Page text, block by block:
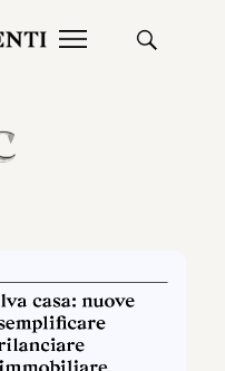
27 LUG 2026